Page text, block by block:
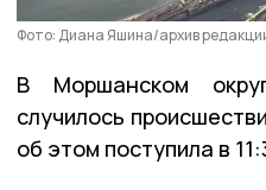
Фото: Диана Яшина/архив
В Моршанском
случилось
об этом поступила в